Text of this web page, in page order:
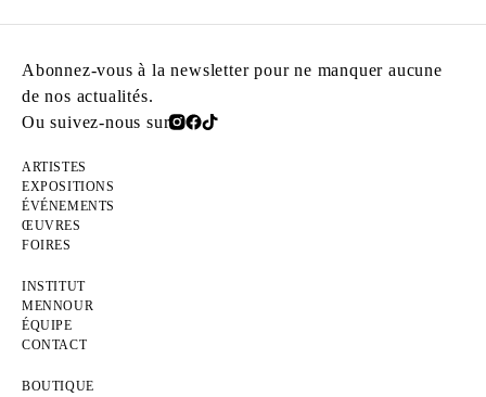
Abonnez-vous à la newsletter pour ne manquer aucune
de nos actualités.
Ou suivez-nous sur
ARTISTES
EXPOSITIONS
ÉVÉNEMENTS
ŒUVRES
FOIRES
INSTITUT
MENNOUR
ÉQUIPE
CONTACT
BOUTIQUE